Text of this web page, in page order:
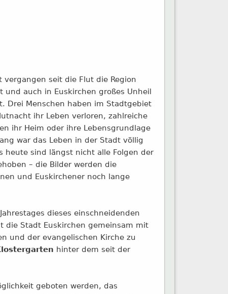
vergangen seit die Flut die Region
und auch in Euskirchen großes Unheil
Drei Menschen haben im Stadtgebiet
ihr Leben verloren, zahlreiche
ihr Heim oder ihre Lebensgrundlage
war das Leben in der Stadt völlig
heute sind längst nicht alle Folgen der
– die Bilder werden die
und Euskirchener noch lange
dieses einschneidenden
die Stadt Euskirchen gemeinsam mit
und der evangelischen Kirche zu
hinter dem seit der
geboten werden, das